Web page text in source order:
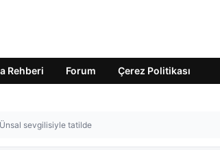
Rehberi Forum Çerez Politikası
Ünsal sevgilisiyle tatilde